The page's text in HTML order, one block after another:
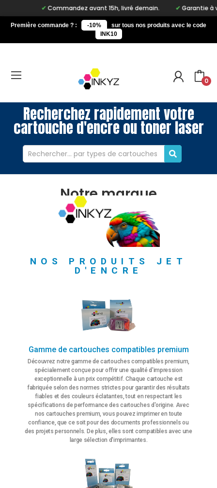
Commandez avant 15h, livré demain. Garantie à vie
Première commande ? : -10%
sur tous nos produits avec le code
INK10
0
Recherchez rapidement votre
cartouche d'encre ou toner laser
Notre marque
Accueil Notre marque
NOS PRODUITS JET
D'ENCRE
Gamme de cartouches compatibles premium
Découvrez notre gamme de cartouches compatibles premium,
spécialement conçue pour offrir une qualité d'impression
exceptionnelle à un prix compétitif. Chaque cartouche est
fabriquée selon des normes strictes pour garantir des résultats
fiables et des couleurs éclatantes, tout en respectant les
spécifications de performance des cartouches d'origine. Avec
nos cartouches premium, vous pouvez imprimer en toute
confiance, que ce soit pour des documents professionnels ou
des projets personnels. De plus, elles sont compatibles avec une
large sélection d'imprimantes.